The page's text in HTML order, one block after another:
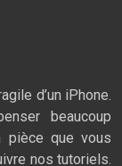
d’un iPhone.
beaucoup
pièce que vous
nos tutoriels.